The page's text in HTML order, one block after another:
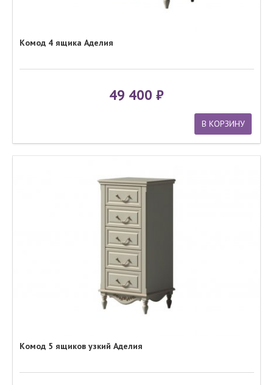
Комод 4 ящика Аделия
49 400
В КОРЗИНУ
Комод 5 ящиков узкий Аделия